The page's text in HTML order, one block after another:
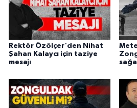
Rektör Özölçer'den Nihat
Şahan Kalaycı için taziye
mesajı